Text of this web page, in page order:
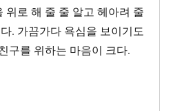
위로 해 줄 줄 알고 헤아려 줄
. 가끔가다 욕심을 보이기도
구를 위하는 마음이 크다.